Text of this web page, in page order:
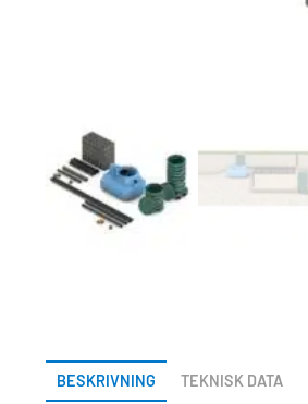
BESKRIVNING TEKNISK DATA